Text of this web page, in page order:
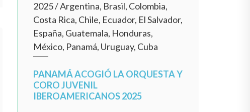
2025/Argentina, Brasil, Colombia,
Costa Rica, Chile, Ecuador, El Salvador,
España, Guatemala, Honduras,
México, Panamá, Uruguay, Cuba
PANAMÁ ACOGIÓ LA ORQUESTA Y
CORO JUVENIL
IBEROAMERICANOS 2025